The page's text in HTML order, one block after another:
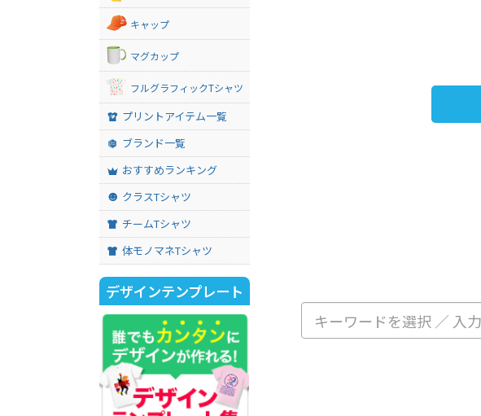
キャップ
マグカップ
フルグラフィックTシャツ
プリントアイテム一覧
ブランド一覧
おすすめランキング
クラスTシャツ
チームTシャツ
体モノマネTシャツ
デザインテンプレート